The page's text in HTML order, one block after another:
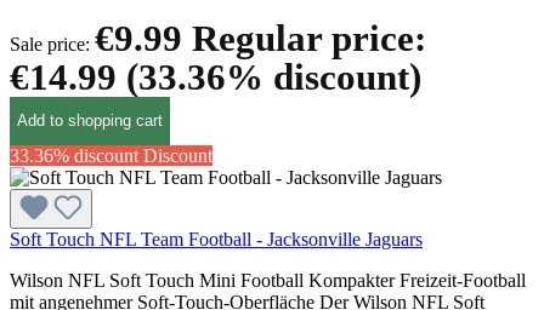
Sale price: €9.99 Regular price:
€14.99 (33.36% discount)
Add to shopping cart
33.36% discount Discount
Soft Touch NFL Team Football - Jacksonville Jaguars
Wilson NFL Soft Touch Mini Football Kompakter Freizeit-Football
mit angenehmer Soft-Touch-Oberfläche Der Wilson NFL Soft